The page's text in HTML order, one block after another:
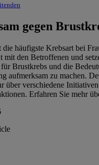
gegen
die häufigste Krebsart bei
mit den Betroffenen und
Brustkrebs und die
aufmerksam zu machen.
über verschiedene
Erfahren Sie mehr